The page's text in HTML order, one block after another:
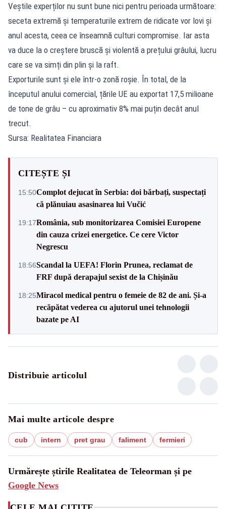
Veștile experților nu sunt bune nici pentru perioada următoare:
seceta extremă și temperaturile extrem de ridicate vor lovi și
anul acesta, ceea ce înseamnă culturi compromise. Iar asta
va duce la o creștere bruscă și violentă a prețului grâului, lucru
care se va simți din plin și la raft.
Exporturile sunt și ele într-o zonă roșie. În total, de la
începutul anului comercial, țările UE au exportat 17,5 milioane
de tone de grâu – cu aproximativ 8% mai puțin decât anul
trecut.
Sursa: Realitatea Financiara
CITEȘTE ȘI
15:50Complot dejucat în Serbia: doi bărbați, suspectați
că plănuiau asasinarea lui Vučić
19:17România, sub monitorizarea Comisiei Europene
din cauza crizei energetice. Ce cere Victor
Negrescu
18:56Scandal la UEFA! Florin Prunea, reclamat de
FRF după derapajul sexist de la Chișinău
18:25Miracol medical pentru o femeie de 82 de ani. Și-a
recăpătat vederea cu ajutorul unei tehnologii
bazate pe AI
Distribuie articolul
Mai multe articole despre
cub intern pret grau faliment fermieri
Urmărește știrile Realitatea de Teleorman și pe
Google News